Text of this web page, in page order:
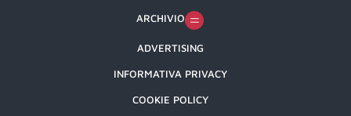
ARCHIVIO
ADVERTISING
INFORMATIVA PRIVACY
COOKIE POLICY